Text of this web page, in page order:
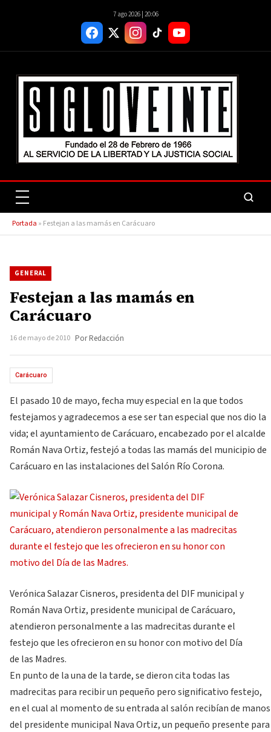
7 ago 2026 | 20:06
Portada » Festejan a las mamás en Carácuaro
GENERAL
Festejan a las mamás en
Carácuaro
16 de mayo de 2010 Por Redacción
Carácuaro
El pasado 10 de mayo, fecha muy especial en la que todos
festejamos y agradecemos a ese ser tan especial que nos dio la
vida; el ayuntamiento de Carácuaro, encabezado por el alcalde
Román Nava Ortiz, festejó a todas las mamás del municipio de
Carácuaro en las instalaciones del Salón Río Corona.
Verónica Salazar Cisneros, presidenta del DIF municipal y
Román Nava Ortiz, presidente municipal de Carácuaro,
atendieron personalmente a las madrecitas durante el
festejo que les ofrecieron en su honor con motivo del Día
de las Madres.
En punto de la una de la tarde, se dieron cita todas las
madrecitas para recibir un pequeño pero significativo festejo,
en el cual al momento de su entrada al salón recibían de manos
del presidente municipal Nava Ortiz, un pequeño presente para